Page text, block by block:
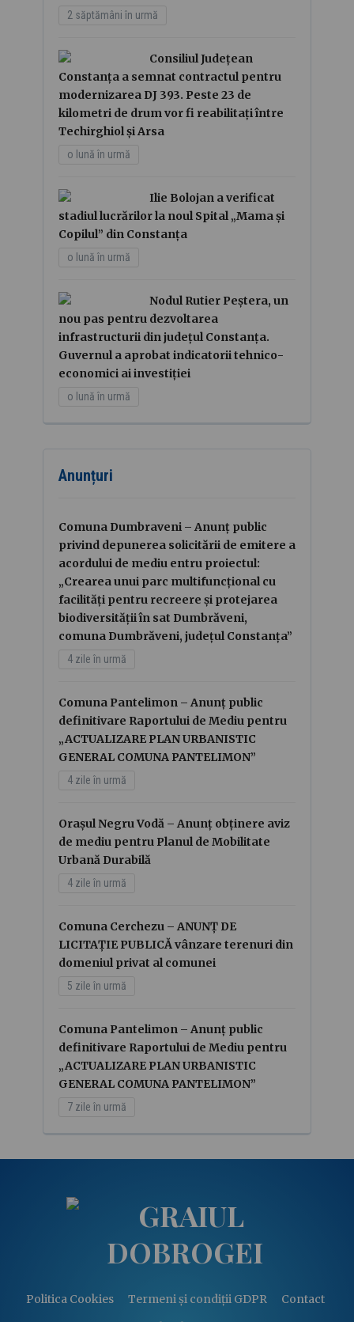
2 săptămâni în urmă
Consiliul Județean
Constanța a semnat contractul pentru
modernizarea DJ 393. Peste 23 de
kilometri de drum vor fi reabilitați între
Techirghiol și Arsa
o lună în urmă
Ilie Bolojan a verificat
stadiul lucrărilor la noul Spital „Mama și
Copilul” din Constanța
o lună în urmă
Nodul Rutier Peștera, un
nou pas pentru dezvoltarea
infrastructurii din județul Constanța.
Guvernul a aprobat indicatorii tehnico-
economici ai investiției
o lună în urmă
Anunțuri
Comuna Dumbraveni – Anunț public
privind depunerea solicitării de emitere a
acordului de mediu entru proiectul:
„Crearea unui parc multifuncțional cu
facilități pentru recreere și protejarea
biodiversității în sat Dumbrăveni,
comuna Dumbrăveni, județul Constanța”
4 zile în urmă
Comuna Pantelimon – Anunț public
definitivare Raportului de Mediu pentru
„ACTUALIZARE PLAN URBANISTIC
GENERAL COMUNA PANTELIMON”
4 zile în urmă
Orașul Negru Vodă – Anunț obținere aviz
de mediu pentru Planul de Mobilitate
Urbană Durabilă
4 zile în urmă
Comuna Cerchezu – ANUNȚ DE
LICITAȚIE PUBLICĂ vânzare terenuri din
domeniul privat al comunei
5 zile în urmă
Comuna Pantelimon – Anunț public
definitivare Raportului de Mediu pentru
„ACTUALIZARE PLAN URBANISTIC
GENERAL COMUNA PANTELIMON”
7 zile în urmă
Politica Cookies Termeni și condiții GDPR
Contact